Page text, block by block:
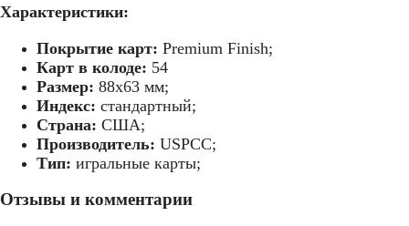
Характеристики:
Покрытие карт: Premium Finish;
Карт в колоде: 54
Размер: 88х63 мм;
Индекс: стандартный;
Страна: США;
Производитель: USPCC;
Тип: игральные карты;
Отзывы и комментарии